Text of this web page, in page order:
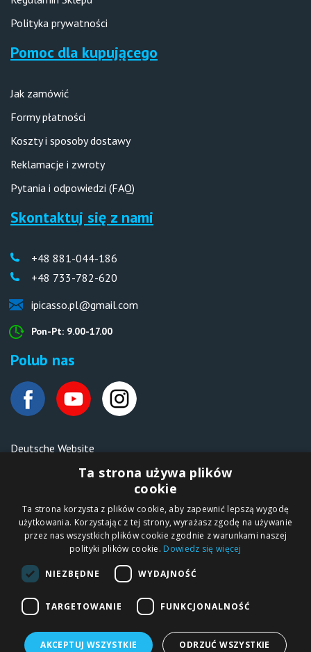
Polityka prywatności
Pomoc dla kupującego
Jak zamówić
Formy płatności
Koszty i sposoby dostawy
Reklamacje i zwroty
Pytania i odpowiedzi (FAQ)
Skontaktuj się z nami
+48 881-044-186
+48 733-782-620
ipicasso.pl@gmail.com
Pon-Pt: 9.00-17.00
Polub nas
Deutsche Website
Malen nach Zahlen Ipicasso.de
Copyright © 2012-2026
Sklep internetowy
iPICASSO.PL
Malowanie po
numerach – zbliż
się do świata sztuki!
IPICASSO Sp. z o.o.
ul. Słoneczna 194,
05-506 Kolonia
NIP 1231355620 KRS
0000680650
Ta strona używa plików
cookie
Ta strona korzysta z plików cookie, aby zapewnić lepszą wygodę
użytkowania. Korzystając z tej strony, wyrażasz zgodę na używanie
przez nas wszystkich plików cookie zgodnie z warunkami naszej
polityki plików cookie. Dowiedz się więcej
NIEZBĘDNE WYDAJNOŚĆ
TARGETOWANIE FUNKCJONALNOŚĆ
AKCEPTUJ WSZYSTKIE ODRZUĆ WSZYSTKIE